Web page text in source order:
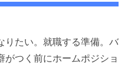
りたい。就職する準備。バ
がつく前にホームポジショ